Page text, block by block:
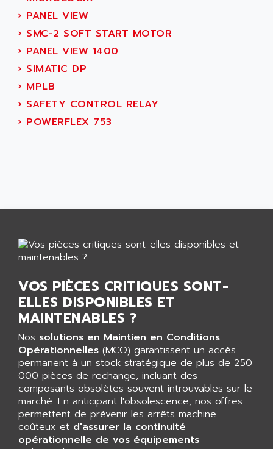
DNC
UD7000
PMC1000
FLEX DRIVE
CEPR
FD-B SERIES
ACS550
MAESTRO
ABR7
MDLD
MENTOR 2
KRC1
MULTICONTROL
SYSDRIVE
ACI
ACOPOS
760
TESYS
ARIC
ARICO
ARIES
ARINC
ARIS
ARIS HERION
ARISTO
ARNATRONIC
AROLIT-PLASTIC
ARPEGE
ARPS
ARROW PNEUMATIC
ARSEFRAM
ARSILICII
ARSOFT
ART
ARTECHE
ARTECHNIC
ARTESYN
ARTESYN EMBEDDED TECHNOLOGIES
› PANEL VIEW
› SMC-2 SOFT START MOTOR
› PANEL VIEW 1400
› SIMATIC DP
› MPLB
› SAFETY CONTROL RELAY
› POWERFLEX 753
VOS PIÈCES CRITIQUES SONT-
ELLES DISPONIBLES ET
MAINTENABLES ?
Nos solutions en Maintien en Conditions
Opérationnelles (MCO) garantissent un accès
permanent à un stock stratégique de plus de 250
000 pièces de rechange, incluant des
composants obsolètes souvent introuvables sur le
marché. En anticipant l'obsolescence, nos offres
permettent de prévenir les arrêts machine
coûteux et d'assurer la continuité
opérationnelle de vos équipements